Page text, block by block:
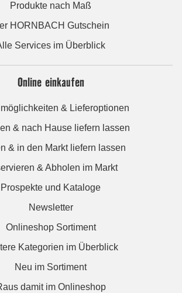
Produkte nach Maß
HORNBACH Gutschein
Services im Überblick
Online einkaufen
& Lieferoptionen
& nach Hause liefern lassen
& in den Markt liefern lassen
& Abholen im Markt
Prospekte und Kataloge
Newsletter
Onlineshop Sortiment
Kategorien im Überblick
Neu im Sortiment
damit im Onlineshop